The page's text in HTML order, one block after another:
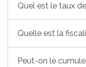
Quel est le taux
Quelle est la
Peut-on le